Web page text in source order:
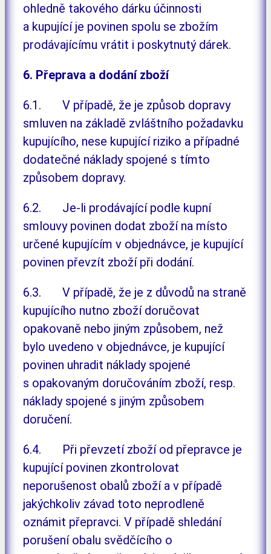
ohledně takového dárku účinnosti
a kupující je povinen spolu se zbožím
prodávajícímu vrátit i poskytnutý dárek.
6. Přeprava a dodání zboží
6.1. V případě, že je způsob dopravy
smluven na základě zvláštního požadavku
kupujícího, nese kupující riziko a případné
dodatečné náklady spojené s tímto
způsobem dopravy.
6.2. Je-li prodávající podle kupní
smlouvy povinen dodat zboží na místo
určené kupujícím v objednávce, je kupující
povinen převzít zboží při dodání.
6.3. V případě, že je z důvodů na straně
kupujícího nutno zboží doručovat
opakovaně nebo jiným způsobem, než
bylo uvedeno v objednávce, je kupující
povinen uhradit náklady spojené
s opakovaným doručováním zboží, resp.
náklady spojené s jiným způsobem
doručení.
6.4. Při převzetí zboží od přepravce je
kupující povinen zkontrolovat
neporušenost obalů zboží a v případě
jakýchkoliv závad toto neprodleně
oznámit přepravci. V případě shledání
porušení obalu svědčícího o